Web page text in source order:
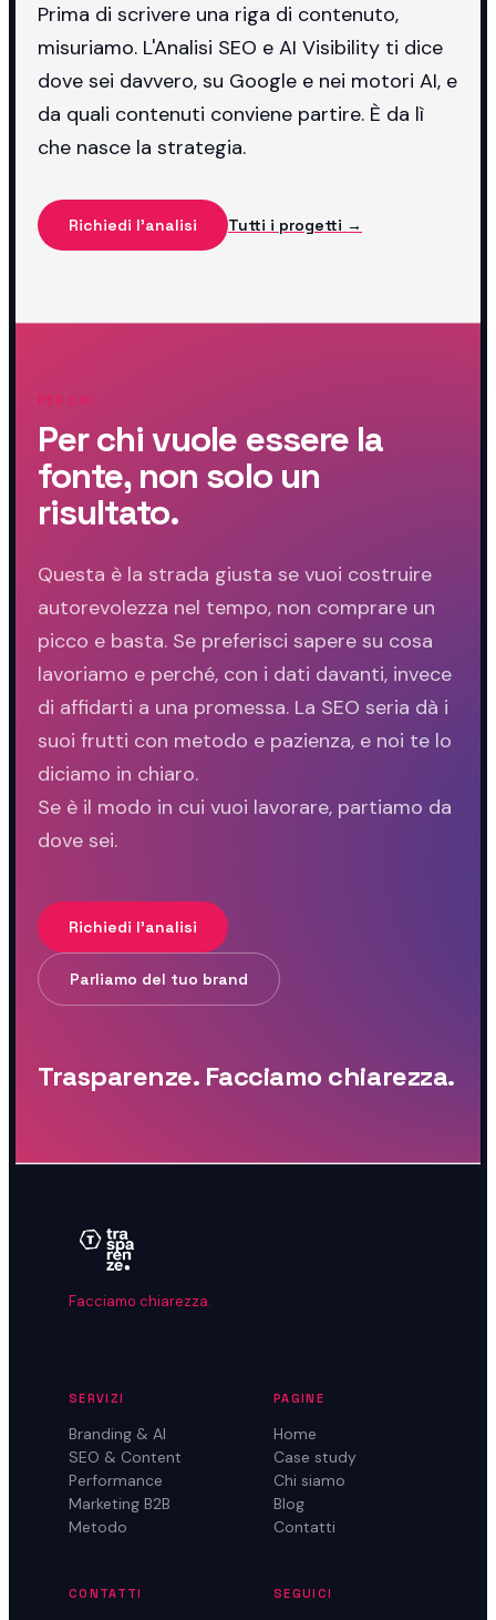
Prima di scrivere una riga di contenuto,
misuriamo. L'Analisi SEO e AI Visibility ti dice
dove sei davvero, su Google e nei motori AI, e
da quali contenuti conviene partire. È da lì
che nasce la strategia.
Richiedi l'analisi Tutti i progetti →
PER CHI
Per chi vuole essere la
fonte, non solo un
risultato.
Questa è la strada giusta se vuoi costruire
autorevolezza nel tempo, non comprare un
picco e basta. Se preferisci sapere su cosa
lavoriamo e perché, con i dati davanti, invece
di affidarti a una promessa. La SEO seria dà i
suoi frutti con metodo e pazienza, e noi te lo
diciamo in chiaro.
Se è il modo in cui vuoi lavorare, partiamo da
dove sei.
Richiedi l'analisi
Parliamo del tuo brand
Trasparenze. Facciamo chiarezza.
Facciamo chiarezza.
SERVIZI
Branding & AI
SEO & Content
Performance
Marketing B2B
Metodo
PAGINE
Home
Case study
Chi siamo
Blog
Contatti
CONTATTI SEGUICI